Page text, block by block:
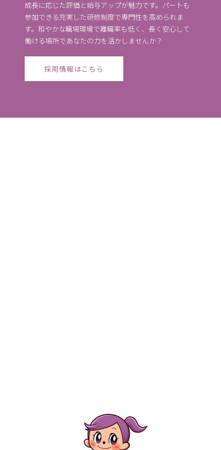
成長に応じた評価と給与アップが魅力です。パートも
参加できる充実した研修制度で専門性を高められま
す。和やかな職場環境で離職率も低く、長く安心して
働ける場所であなたの力を活かしませんか？
採用情報はこちら